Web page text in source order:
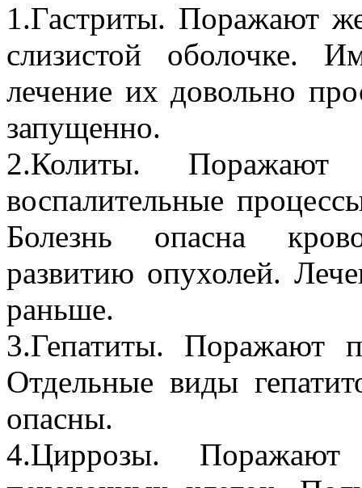
1.Гастриты. Поражают
слизистой оболочке.
лечение их довольно
запущенно.
2.Колиты.
воспалительные
Болезнь опасна
развитию опухолей.
раньше.
3.Гепатиты. Поражают
Отдельные виды
опасны.
4.Циррозы.